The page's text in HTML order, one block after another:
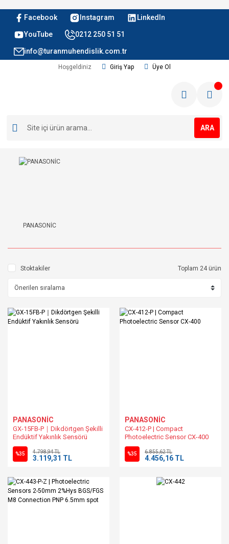
Facebook Instagram LinkedIn
YouTube 0212 250 51 51
info@turanmuhendislik.com.tr
Hoşgeldiniz Giriş Yap Üye Ol
ARA
PANASONİC
Stoktakiler Toplam 24 ürün
PANASONİC
GX-15FB-P｜Dikdörtgen Şekilli
Endüktif Yakınlık Sensörü
%35 4.798,94 TL
3.119,31 TL
PANASONİC
CX-412-P | Compact
Photoelectric Sensor CX-400
%35 6.855,62 TL
4.456,16 TL